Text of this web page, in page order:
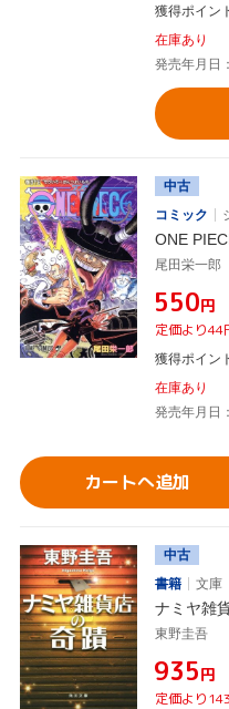
獲得ポイン
在庫あり
発売年月日
中古
コミック
ONE
尾田栄一郎
¥550円
定価より44
獲得ポイン
在庫あり
発売年月日
カートへ追加
中古
書籍
文庫
ナミヤ雑
東野圭吾
¥935円
定価より